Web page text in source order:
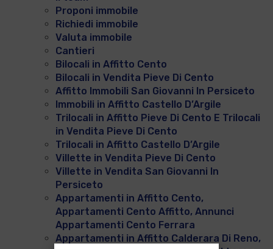
Proponi immobile
Richiedi immobile
Valuta immobile
Cantieri
Bilocali in Affitto Cento
Bilocali in Vendita Pieve Di Cento
Affitto Immobili San Giovanni In Persiceto
Immobili in Affitto Castello D’Argile
Trilocali in Affitto Pieve Di Cento E Trilocali
in Vendita Pieve Di Cento
Trilocali in Affitto Castello D’Argile
Villette in Vendita Pieve Di Cento
Villette in Vendita San Giovanni In
Persiceto
Appartamenti in Affitto Cento,
Appartamenti Cento Affitto, Annunci
Appartamenti Cento Ferrara
Appartamenti in Affitto Calderara Di Reno,